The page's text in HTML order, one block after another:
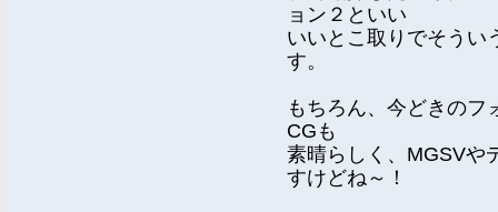
ョン２といい
いいとこ取りでそうい
す。
もちろん、今どきのフ
CGも
素晴らしく、MGSVや
すけどね～！